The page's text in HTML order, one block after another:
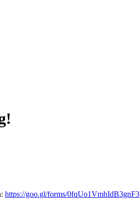
https://goo.gl/forms/0fqUo1VmhIdB3gnF3